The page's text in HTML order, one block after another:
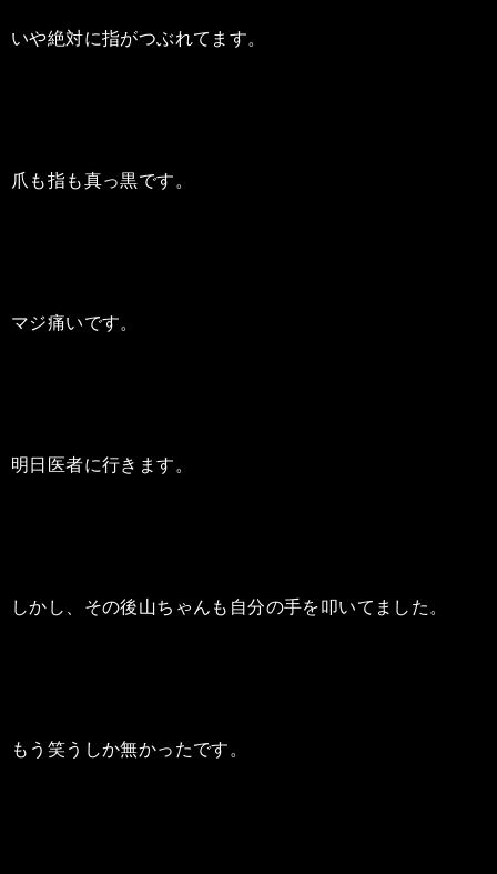
いや絶対に指がつぶれてます。
爪も指も真っ黒です。
マジ痛いです。
明日医者に行きます。
しかし、その後山ちゃんも自分の手を叩いてました。
もう笑うしか無かったです。